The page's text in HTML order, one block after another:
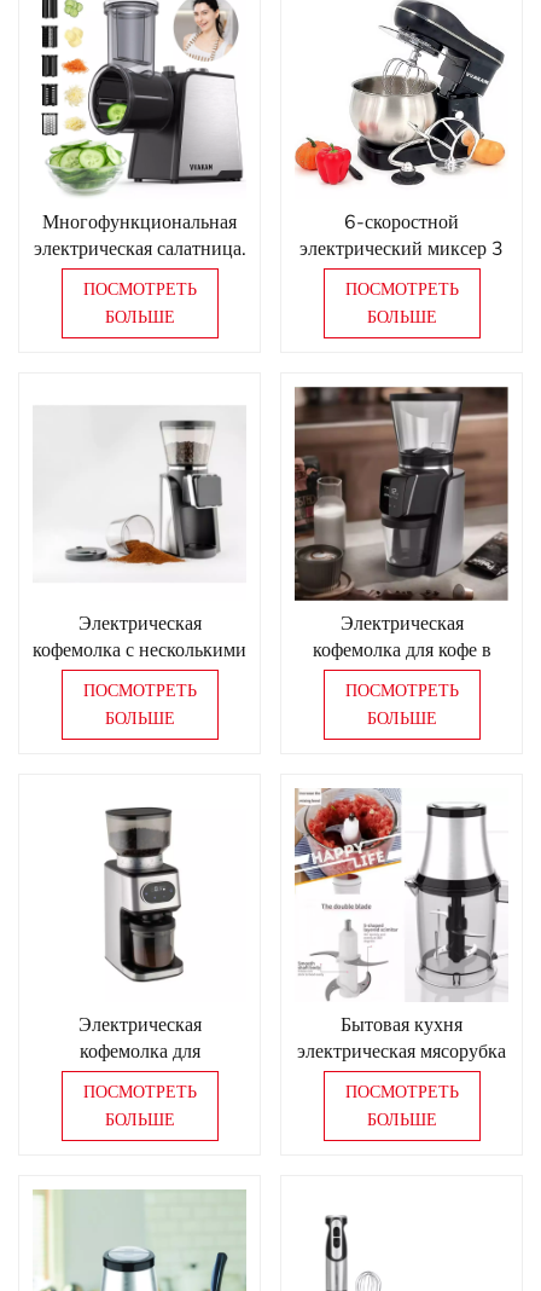
Многофункциональная
электрическая салатница.
ПОСМОТРЕТЬ
БОЛЬШЕ
6-скоростной
электрический миксер 3
в 1
ПОСМОТРЕТЬ
БОЛЬШЕ
Электрическая
кофемолка с несколькими
вариантами помола
ПОСМОТРЕТЬ
БОЛЬШЕ
Электрическая
кофемолка для кофе в
зернах с цифровым
управлением 2 в 1,
кофемолка для отелей/
ПОСМОТРЕТЬ
БОЛЬШЕ
Электрическая
кофемолка для
измельчения кофейных
зерен для коммерческого
или домашнего
ПОСМОТРЕТЬ
БОЛЬШЕ
Бытовая кухня
электрическая мясорубка
измельчитель кухонный
комбайн блендер
ПОСМОТРЕТЬ
БОЛЬШЕ